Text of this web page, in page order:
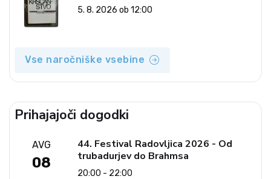
– dvorska opozicija 6: Gramsci na delu:
Revija 2000 in revolucionarna
5. 8. 2026 ob 12:00
Vse naročniške vsebine
Prihajajoči dogodki
AVG
08
44. Festival Radovljica 2026 - Od
trubadurjev do Brahmsa
20:00 - 22:00